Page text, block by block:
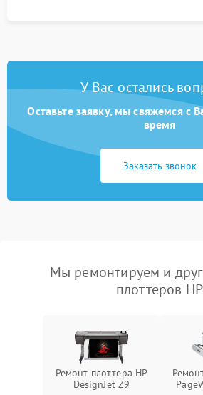
У Вас остались
Оставьте заявку, мы свяжемся с
время
Заказать звонок
Мы ремонтируем и
плоттеров HP
Ремонт плоттера HP
DesignJet Z9